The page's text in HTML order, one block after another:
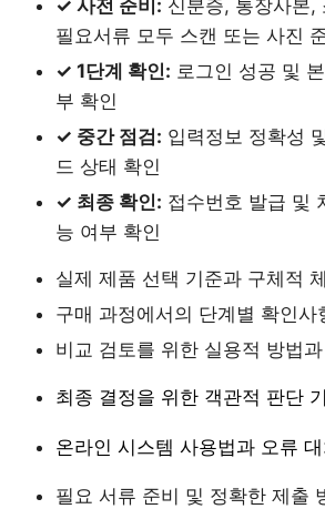
✓ 사전 준비: 신분증, 통장사본,
필요서류 모두 스캔 또는 사진
✓ 1단계 확인: 로그인 성공 및
부 확인
✓ 중간 점검: 입력정보 정확성
드 상태 확인
✓ 최종 확인: 접수번호 발급 및
능 여부 확인
실제 제품 선택 기준과 구체적
구매 과정에서의 단계별 확인사
비교 검토를 위한 실용적 방법
최종 결정을 위한 객관적 판단
온라인 시스템 사용법과 오류
필요 서류 준비 및 정확한 제출